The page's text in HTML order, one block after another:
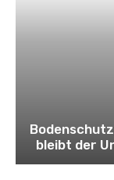
bleibt der